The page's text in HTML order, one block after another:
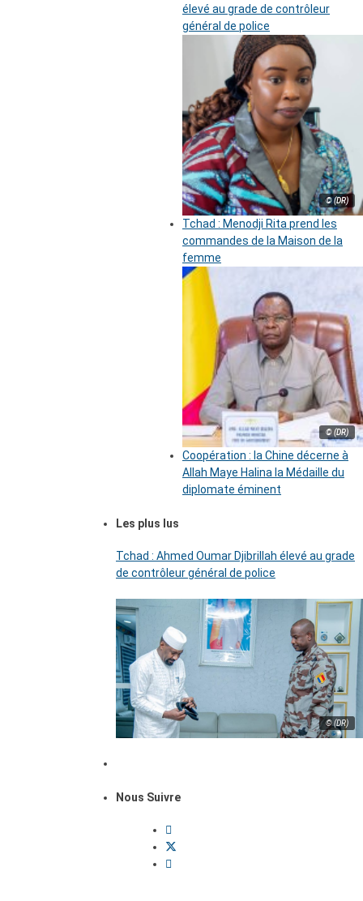
élevé au grade de contrôleur
général de police
© (DR)
Tchad : Menodji Rita prend les
commandes de la Maison de la
femme
© (DR)
Coopération : la Chine décerne à
Allah Maye Halina la Médaille du
diplomate éminent
Les plus lus
Tchad : Ahmed Oumar Djibrillah élevé au grade
de contrôleur général de police
© (DR)
Nous Suivre